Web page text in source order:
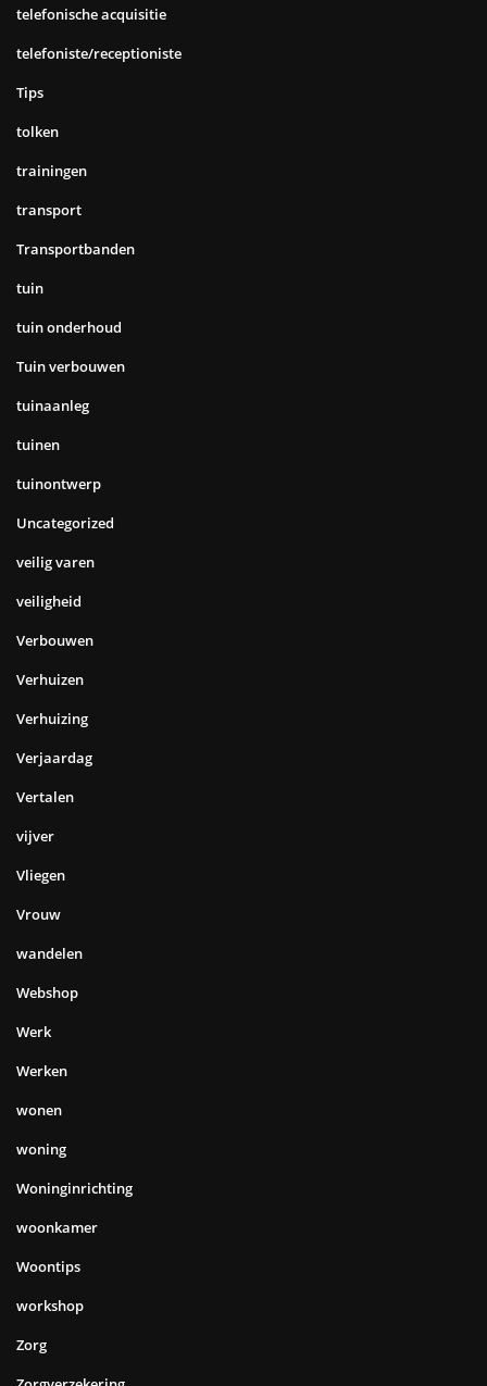
telefonische acquisitie
telefoniste/receptioniste
Tips
tolken
trainingen
transport
Transportbanden
tuin
tuin onderhoud
Tuin verbouwen
tuinaanleg
tuinen
tuinontwerp
Uncategorized
veilig varen
veiligheid
Verbouwen
Verhuizen
Verhuizing
Verjaardag
Vertalen
vijver
Vliegen
Vrouw
wandelen
Webshop
Werk
Werken
wonen
woning
Woninginrichting
woonkamer
Woontips
workshop
Zorg